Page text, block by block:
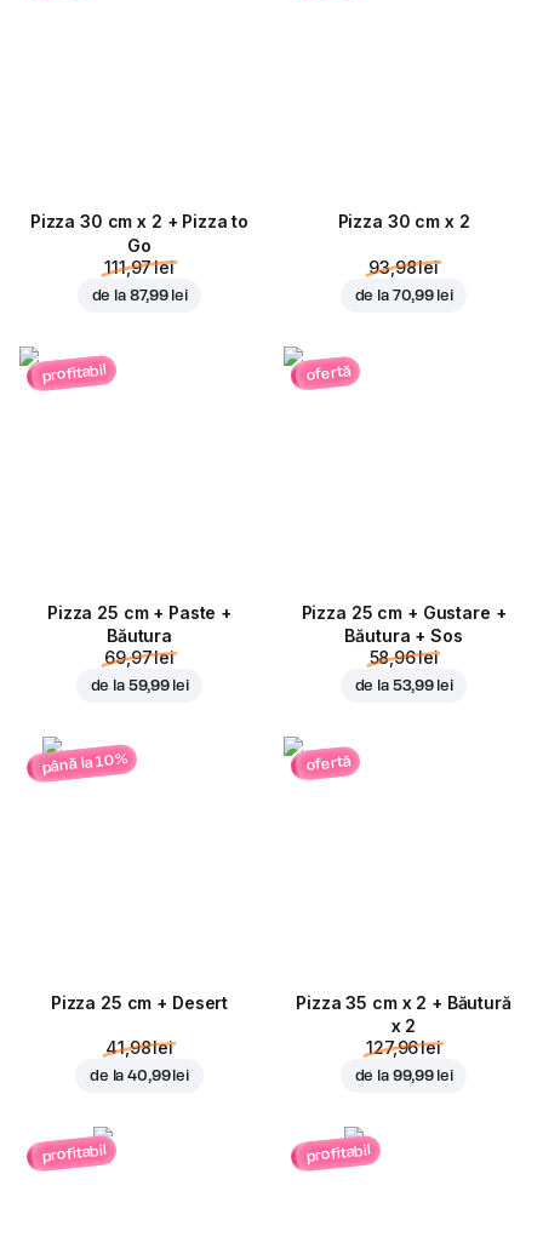
Pizza 30 cm x 2 + Pizza to
Go
111,97 lei
de la 87,99 lei
Pizza 30 cm x 2
93,98 lei
de la 70,99 lei
profitabil
Pizza 25 cm + Paste +
Băutura
69,97 lei
de la 59,99 lei
ofertă
Pizza 25 cm + Gustare +
Băutura + Sos
58,96 lei
de la 53,99 lei
până la 10%
Pizza 25 cm + Desert
41,98 lei
de la40,99 lei
ofertă
Pizza 35 cm x 2 + Băutură
x 2
127,96 lei
de la 99,99 lei
profitabil profitabil